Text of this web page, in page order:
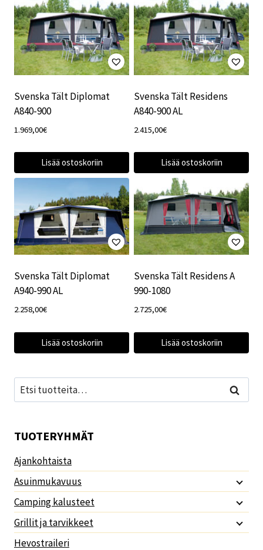
Svenska Tält Diplomat
A840-900
1.969,00€
Lisää ostoskoriin
Svenska Tält Residens
A840-900 AL
2.415,00€
Lisää ostoskoriin
Svenska Tält Diplomat
A940-990 AL
2.258,00€
Lisää ostoskoriin
Svenska Tält Residens A
990-1080
2.725,00€
Lisää ostoskoriin
Etsi: Haku
TUOTERYHMÄT
Ajankohtaista
Asuinmukavuus
Camping kalusteet
Grillit ja tarvikkeet
Hevostraileri